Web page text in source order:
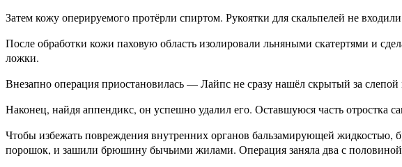
Затем кожу оперируемого протёрли спиртом. Рукоятки для скальпелей не
После обработки кожи паховую область изолировали льняными скатертями и
ложки.
Внезапно операция приостановилась — Лайпс не сразу нашёл скрытый за
Наконец, найдя аппендикс, он успешно удалил его. Оставшуюся часть отростка
Чтобы избежать повреждения внутренних органов бальзамирующей
порошок, и зашили брюшину бычьими жилами. Операция заняла два с половиной